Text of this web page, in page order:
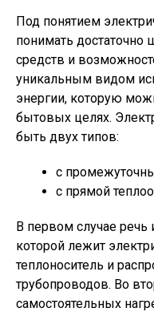
Под понятием
понимать достаточно
средств и
уникальным видом
энергии, которую
бытовых целях.
быть двух типов:
с
с прямой
В первом случае речь
которой лежит
теплоноситель и
трубопроводов. Во
самостоятельных